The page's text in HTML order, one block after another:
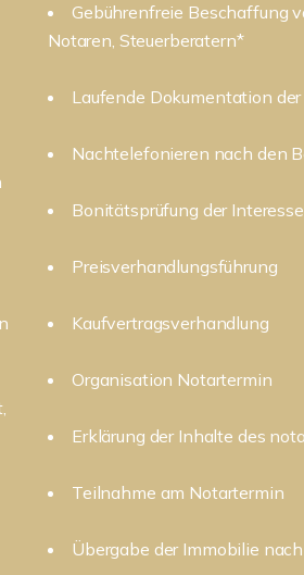
Gebührenfreie Beschaffung
Notaren, Steuerberatern*
Laufende Dokumentation
Nachtelefonieren nach den
Bonitätsprüfung der
Preisverhandlungsführung
Kaufvertragsverhandlung
Organisation Notartermin
Erklärung der Inhalte des
Teilnahme am Notartermin
Übergabe der Immobilie